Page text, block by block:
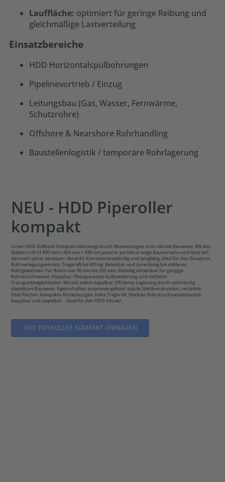
Lauffläche: optimiert für geringe Reibung und
gleichmäßige Lastverteilung
Einsatzbereiche
HDD Horizontalspülbohrungen
Pipelinevortrieb / Einzug
Leitungsbau (Gas, Wasser, Fernwärme,
Schutzrohre)
Offshore & Nearshore Rohrhandling
Baustellenlogistik / temporäre Rohrlagerung
NEU - HDD Piperoller
kompakt
Unser HDD-Rollbock-Kompakt überzeugt durch Abmessungen und robuste Bauweise. Mit den
Maßen L+B+H 990 mm × 360 mm × 390 mm passt er perfekt in enge Baubereiche und lässt sich
dennoch sicher einsetzen. Verzinkt: Korrosionsbeständig und langlebig, ideal für den Einsatz im
Rohrverlegungseinsatz. Tragkraft bis 600 kg: Belastbar und zuverlässig bei mittleren
Rohrgewichten. Für Rohre von 90 mm bis 355 mm: Vielseitig einsetzbar für gängige
Rohrdurchmesser. Klappbar: Platzsparende Aufbewahrung und einfache
Transportmöglichkeiten. Mit sich selbst stapelbar: Effiziente Lagerung durch mehrstufig
stapelbare Bauweise. Eigenschaften zusammengefasst: stabile Stahlkonstruktion, verzinkte
Oberflächen, kompakte Abmessungen, hohe Tragkraft, flexibler Rohrdurchmesserbereich,
klappbar und stapelbar – ideal für den HDD-Einsatz.
HDD PIPEROLLER KOMPAKT ANFRAGEN